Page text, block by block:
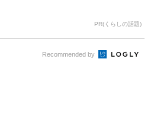
PR(くらしの話題)
Recommended by